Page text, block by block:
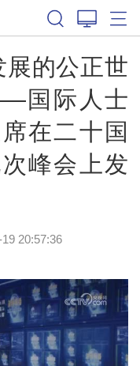
的公正世
国际人士
在二十国
峰会上发
20:57:36